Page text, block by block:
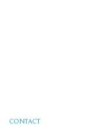
CONTACT